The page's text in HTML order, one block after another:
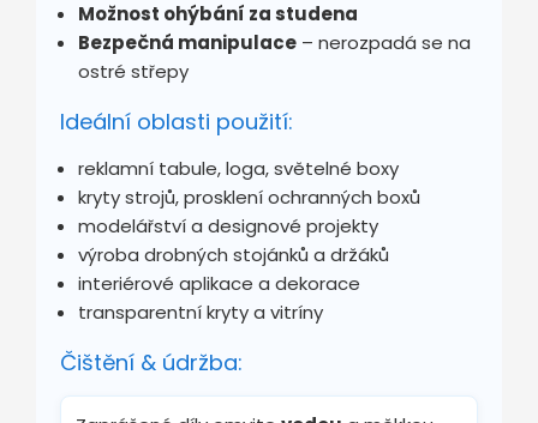
Možnost ohýbání za studena
Bezpečná manipulace – nerozpadá se na
ostré střepy
Ideální oblasti použití:
reklamní tabule, loga, světelné boxy
kryty strojů, prosklení ochranných boxů
modelářství a designové projekty
výroba drobných stojánků a držáků
interiérové aplikace a dekorace
transparentní kryty a vitríny
Čištění & údržba: